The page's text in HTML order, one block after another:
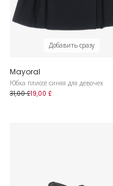
Добавить сразу
Mayoral
Юбка плиссе синяя для девочек
31,00 £19,00 £